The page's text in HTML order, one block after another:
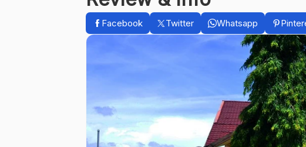
Facebook Twitter Whatsapp